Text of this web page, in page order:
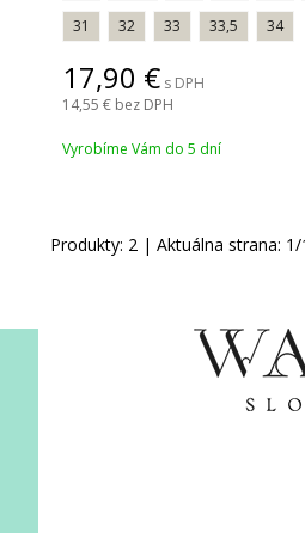
31
32 33 33,5 34
17,90
s DPH
14,55 bez DPH
Vyrobíme Vám do 5 dní
Produkty: 2 | Aktuálna strana: 1/